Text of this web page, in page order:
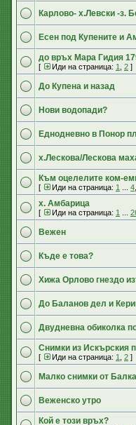
Карлово- х.Левски -з.
Есен под Купените и
до връх Мара Гидия
[ Иди на страница: 1 2 ]
До Купена и назад
Нови водопади?
Еднодневно в Понор
х.Лескова/Лескова
Към оцелелите ком-
[ Иди на страница: 1 4
х. Амбарица
[ Иди на страница: 1
Вежен
Къде е това?
Хижа Орлово гнездо
До Баланов дел и
Двудневна обиколка
Снимки из Искърския
[ Иди на страница: 1 2 ]
Малко снимки от
Веженско утро
Кой е този връх?